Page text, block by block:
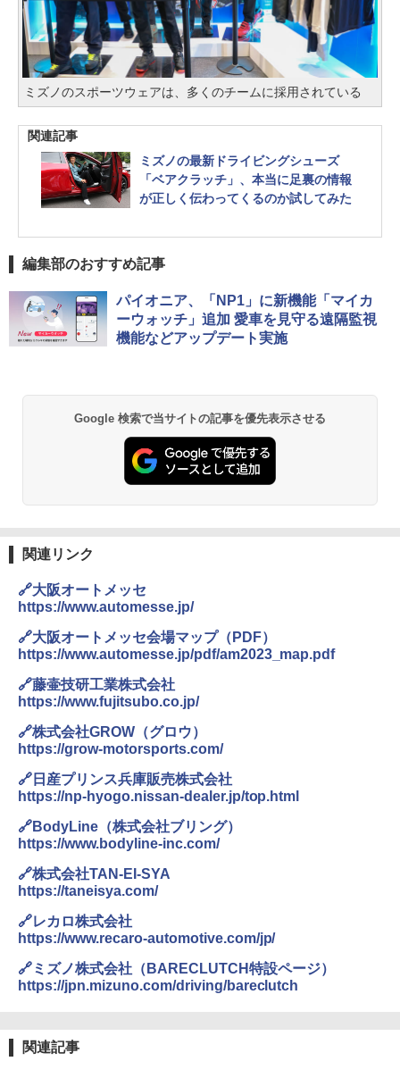
ミズノのスポーツウェアは、多くのチームに採用されている
関連記事
ミズノの最新ドライビングシューズ
「ベアクラッチ」、本当に足裏の情報
が正しく伝わってくるのか試してみた
編集部のおすすめ記事
パイオニア、「NP1」に新機能「マイカ
ーウォッチ」追加 愛車を見守る遠隔監視
機能などアップデート実施
Google 検索で当サイトの記事を優先表示させる
関連リンク
🔗大阪オートメッセ
https://www.automesse.jp/
🔗大阪オートメッセ会場マップ（PDF）
https://www.automesse.jp/pdf/am2023_map.pdf
🔗藤壷技研工業株式会社
https://www.fujitsubo.co.jp/
🔗株式会社GROW（グロウ）
https://grow-motorsports.com/
🔗日産プリンス兵庫販売株式会社
https://np-hyogo.nissan-dealer.jp/top.html
🔗BodyLine（株式会社ブリング）
https://www.bodyline-inc.com/
🔗株式会社TAN-EI-SYA
https://taneisya.com/
🔗レカロ株式会社
https://www.recaro-automotive.com/jp/
🔗ミズノ株式会社（BARECLUTCH特設ページ）
https://jpn.mizuno.com/driving/bareclutch
関連記事